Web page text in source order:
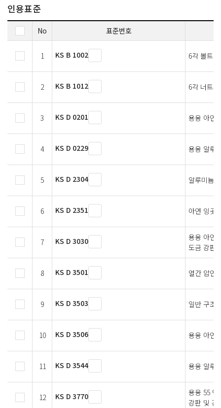
인용표준
No 표준번호
1 KS B 1002 6각 볼트
2 KS B 1012 6각 너트
3 KS D 0201 용융 아연
4 KS D 0229 용융 알루
5 KS D 2304 알루미늄
6 KS D 2351 아연 잉곳
7 KS D 3030
용융 아연
도금 강판
8 KS D 3501 열간 압연
9 KS D 3503 일반 구조
10 KS D 3506 용융 아연
11 KS D 3544 용융 알루
12 KS D 3770
용융 55 %
강판 및 강